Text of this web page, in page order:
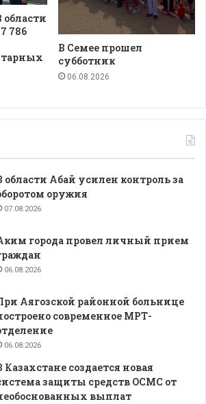
области
786
В Семее прошел
субботник
06.08.2026
области Абай усилен контроль за
оружия
07.08.2026
города провел личный прием
06.08.2026
Аягозской районной больнице
современное МРТ-
06.08.2026
Казахстане создается новая
защиты средств ОСМС от
выплат